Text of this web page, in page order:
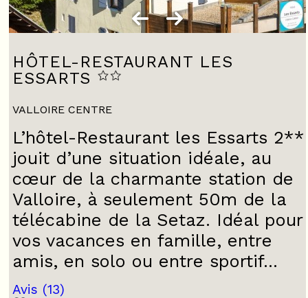
HÔTEL-RESTAURANT LES
ESSARTS
VALLOIRE CENTRE
L’hôtel-Restaurant les Essarts 2**
jouit d’une situation idéale, au
cœur de la charmante station de
Valloire, à seulement 50m de la
télécabine de la Setaz. Idéal pour
vos vacances en famille, entre
amis, en solo ou entre sportif...
Avis (13)